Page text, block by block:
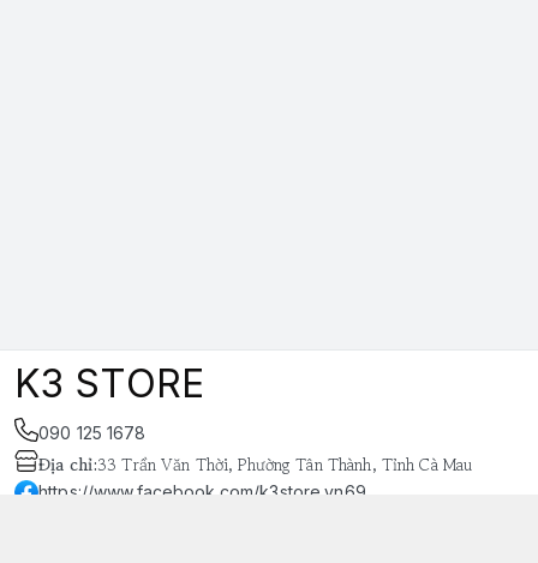
K3 STORE
090 125 1678
Địa chỉ:33 Trần Văn Thời, Phường Tân Thành, Tỉnh Cà Mau
https://www.facebook.com/k3store.vn69